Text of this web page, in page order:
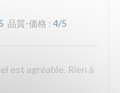
品質-価格 : 4/5
est agréable. Rien à